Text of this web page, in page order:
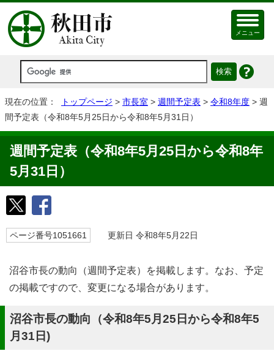
メニュー
現在の位置： トップページ > 市長室 > 週間予定表 > 令和8年度 > 週
間予定表（令和8年5月25日から令和8年5月31日）
週間予定表（令和8年5月25日から令和8年
5月31日）
ページ番号1051661 更新日 令和8年5月22日
沼谷市長の動向（週間予定表）を掲載します。なお、予定
の掲載ですので、変更になる場合があります。
沼谷市長の動向（令和8年5月25日から令和8年5
月31日)